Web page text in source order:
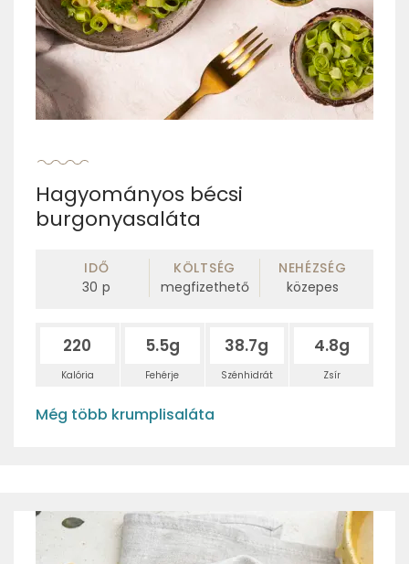
Hagyományos bécsi
burgonyasaláta
IDŐ
30 p
KÖLTSÉG
megfizethető
NEHÉZSÉG
közepes
220
Kalória
5.5g
Fehérje
38.7g
Szénhidrát
4.8g
Zsír
Még több krumplisaláta